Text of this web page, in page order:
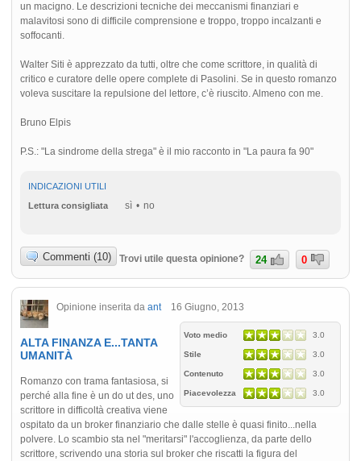
un macigno. Le descrizioni tecniche dei meccanismi finanziari e
malavitosi sono di difficile comprensione e troppo, troppo incalzanti e
soffocanti.
Walter Siti è apprezzato da tutti, oltre che come scrittore, in qualità di
critico e curatore delle opere complete di Pasolini. Se in questo romanzo
voleva suscitare la repulsione del lettore, c’è riuscito. Almeno con me.
Bruno Elpis
P.S.: "La sindrome della strega" è il mio racconto in "La paura fa 90"
INDICAZIONI UTILI
Lettura consigliata
sì no
Commenti (10) Trovi utile questa opinione? 24 0
Opinione inserita da ant 16 Giugno, 2013
Voto medio 3.0
Stile 3.0
Contenuto 3.0
Piacevolezza 3.0
ALTA FINANZA E...TANTA
UMANITÀ
Romanzo con trama fantasiosa, si
perché alla fine è un do ut des, uno
scrittore in difficoltà creativa viene
ospitato da un broker finanziario che dalle stelle è quasi finito...nella
polvere. Lo scambio sta nel "meritarsi" l'accoglienza, da parte dello
scrittore, scrivendo una storia sul broker che riscatti la figura del